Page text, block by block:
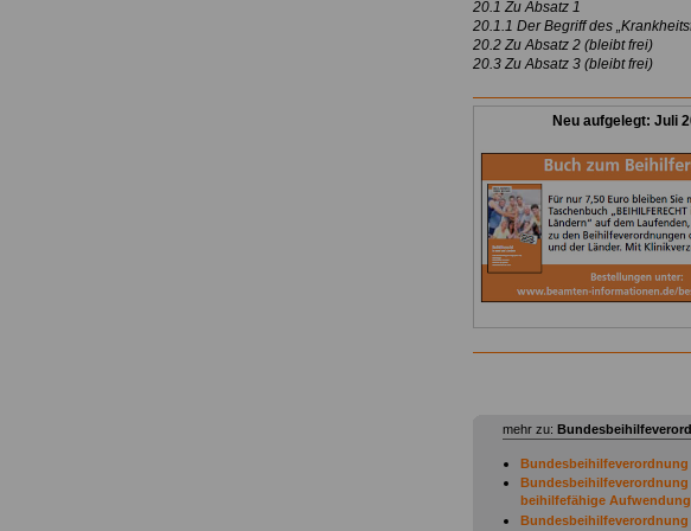
20.1 Zu Absatz 1
20.1.1 Der Begriff des
20.2 Zu Absatz 2 (bleibt frei)
20.3 Zu Absatz 3 (bleibt frei)
Neu aufgelegt: Juli
mehr zu:
beihilfefähige